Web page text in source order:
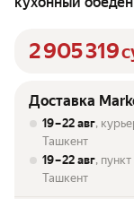
2 905 319
Доставка
19 – 22 авг,
Ташкент
19 – 22 авг,
Ташкент